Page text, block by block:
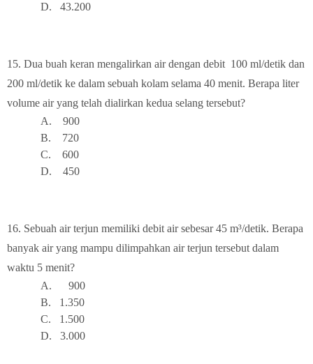
D. 43.200
15. Dua buah keran mengalirkan air dengan debit 100 ml/detik dan
200 ml/detik ke dalam sebuah kolam selama 40 menit. Berapa liter
volume air yang telah dialirkan kedua selang tersebut?
A. 900
B. 720
C. 600
D. 450
16. Sebuah air terjun memiliki debit air sebesar 45 m³/detik. Berapa
banyak air yang mampu dilimpahkan air terjun tersebut dalam
waktu 5 menit?
A. 900
B. 1.350
C. 1.500
D. 3.000